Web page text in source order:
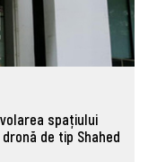
spațiului
de tip Shahed